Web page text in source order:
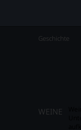
Geschichte
WEINE